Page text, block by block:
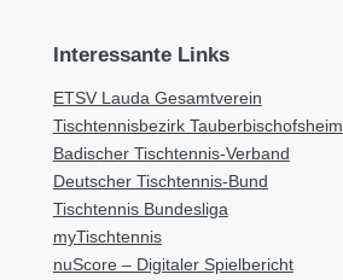
Interessante Links
ETSV Lauda Gesamtverein
Tischtennisbezirk Tauberbischofsheim
Badischer Tischtennis-Verband
Deutscher Tischtennis-Bund
Tischtennis Bundesliga
myTischtennis
nuScore – Digitaler Spielbericht